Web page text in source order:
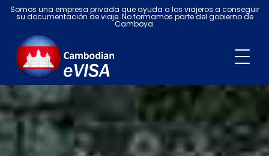
Somos una empresa privada que ayuda a los viajeros a conseguir
su documentación de viaje. No formamos parte del gobierno de
Camboya.